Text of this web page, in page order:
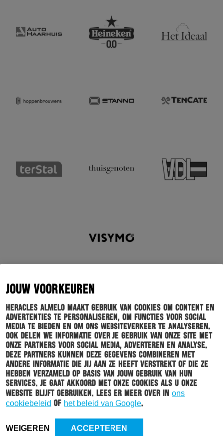
JOUW VOORKEUREN
Heracles Almelo maakt gebruik van cookies om content en
advertenties te personaliseren, om functies voor social
media te bieden en om ons websiteverkeer te analyseren.
Ook delen we informatie over je gebruik van onze site met
onze partners voor social media, adverteren en analyse.
Deze partners kunnen deze gegevens combineren met
andere informatie die jij aan ze heeft verstrekt of die ze
hebben verzameld op basis van jouw gebruik van hun
services. Je gaat akkoord met onze cookies als u onze
website blijft gebruiken. Lees er meer over in ons
cookiebeleid of het beleid van Google.
WEIGEREN ACCEPTEREN
Schrijf je in voor onze nieuwsbrief
Wil jij altijd en overal op de hoogte gehouden worden
van al het clubnieuws? Schrijf je dan in voor de
nieuwsbrief van Heracles Almelo. Doordat je zelf aan
kan geven welk nieuws jij van ons wil ontvangen,
sturen wij alleen nieuws wat voor jou relevant is.
INSCHRIJVEN